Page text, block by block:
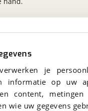
je
informatie op
en content,
wie uw gegevens